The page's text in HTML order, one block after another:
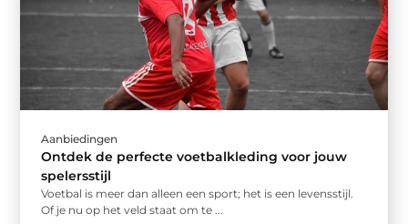
Aanbiedingen
Ontdek de perfecte voetbalkleding voor jouw
spelersstijl
Voetbal is meer dan alleen een sport; het is een levensstijl.
Of je nu op het veld staat om te ...